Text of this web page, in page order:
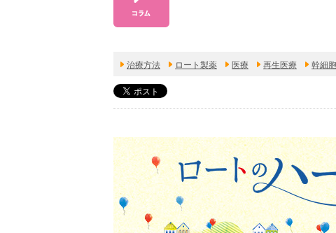
治療方法 ロート製薬 医療 再生医療 幹細胞